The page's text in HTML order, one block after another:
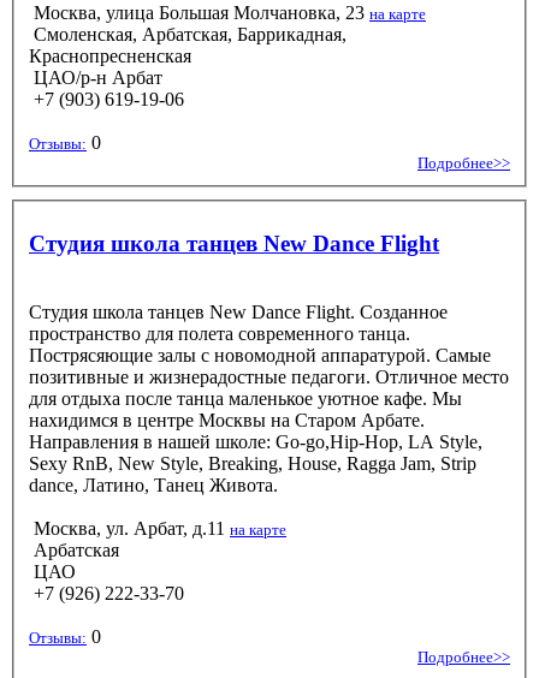
Москва, улица Большая Молчановка, 23 на карте
Смоленская, Арбатская, Баррикадная,
Краснопресненская
ЦАО/р-н Арбат
+7 (903) 619-19-06
Отзывы: 0
Подробнее>>
Студия школа танцев New Dance Flight
Студия школа танцев New Dance Flight. Созданное
пространство для полета современного танца.
Пострясяющие залы с новомодной аппаратурой. Самые
позитивные и жизнерадостные педагоги. Отличное место
для отдыха после танца маленькое уютное кафе. Мы
нахидимся в центре Москвы на Старом Арбате.
Направления в нашей школе: Go-go,Hip-Hop, LA Style,
Sexy RnB, New Style, Breaking, House, Ragga Jam, Strip
dance, Латино, Танец Живота.
Москва, ул. Арбат, д.11 на карте
Арбатская
ЦАО
+7 (926) 222-33-70
Отзывы: 0
Подробнее>>